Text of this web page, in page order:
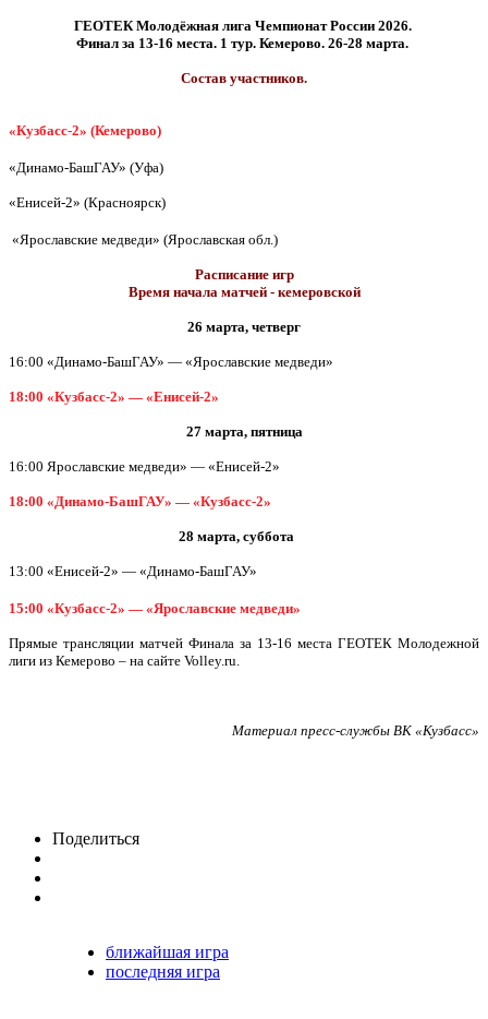
ГЕОТЕК Молодёжная лига Чемпионат России 2026.
Финал за 13-16 места. 1 тур. Кемерово. 26-28 марта.
Состав участников.
«Кузбасс-2» (Кемерово)
«Динамо-БашГАУ» (Уфа)
«Енисей-2» (Красноярск)
«Ярославские медведи» (Ярославская обл.)
Расписание игр
Время начала матчей - кемеровской
26 марта, четверг
16:00 «Динамо-БашГАУ» — «Ярославские медведи»
18:00 «Кузбасс-2» — «Енисей-2»
27 марта, пятница
16:00 Ярославские медведи» — «Енисей-2»
18:00 «Динамо-БашГАУ» — «Кузбасс-2»
28 марта, суббота
13:00 «Енисей-2» — «Динамо-БашГАУ»
15:00 «Кузбасс-2» — «Ярославские медведи»
Прямые трансляции матчей Финала за 13-16 места ГЕОТЕК Молодежной
лиги из Кемерово – на сайте Volley.ru.
Материал пресс-службы ВК «Кузбасс»
Поделиться
ближайшая игра
последняя игра